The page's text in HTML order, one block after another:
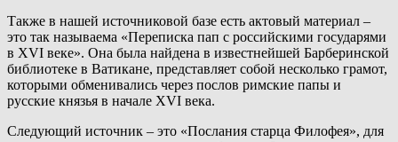
Также в нашей источниковой базе есть актовый материал –
это так называема «Переписка пап с российскими государями
в XVI веке». Она была найдена в известнейшей Барберинской
библиотеке в Ватикане, представляет собой несколько грамот,
которыми обменивались через послов римские папы и
русские князья в начале XVI века.
Следующий источник – это «Послания старца Филофея», для